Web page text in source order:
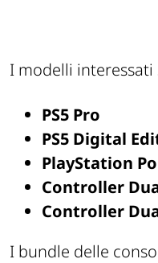
I modelli interessati
PS5 Pro
PS5 Digital
PlayStation
Controller
Controller
I bundle delle